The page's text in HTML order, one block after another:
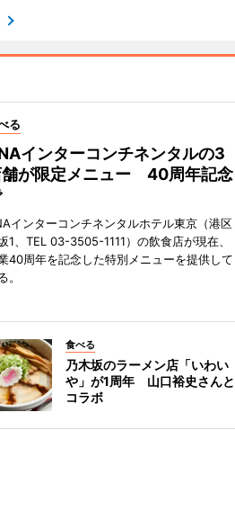
る
インターコンチネンタルの3
舗が限定メニュー 40周年記念
インターコンチネンタルホテル東京（港区
1、TEL 03-3505-1111）の飲食店が現在、
40周年を記念した特別メニューを提供して
。
食べる
乃木坂のラーメン店「いわい
や」が1周年 山口裕史さんと
コラボ